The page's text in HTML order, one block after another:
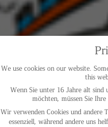
We use cookies on our website.
this
Wenn Sie unter 16 Jahre alt
möchten, müssen Sie
Wir verwenden Cookies und andere
essenziell, während andere uns